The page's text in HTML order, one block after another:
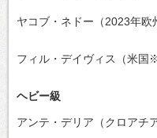
ヤコブ・ネドー（2023年欧
フィル・デイヴィス（米国
ヘビー級
アンテ・デリア（クロアチア